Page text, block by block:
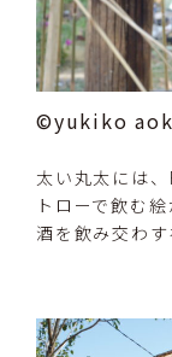
©yukiko
太い丸太には
トローで飲む
酒を飲み交わ